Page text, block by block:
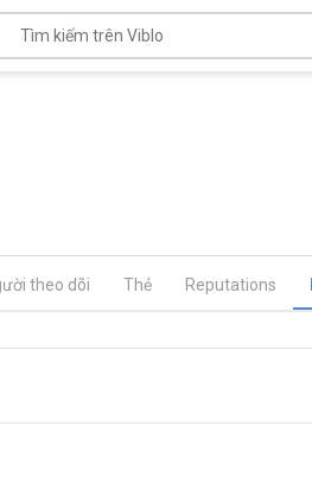
theo dõi Thẻ Reputations